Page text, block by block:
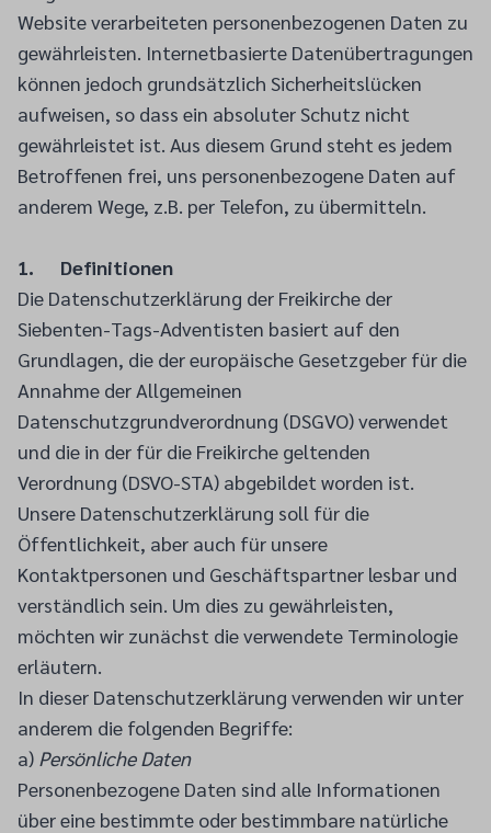
Website verarbeiteten personenbezogenen Daten zu
gewährleisten. Internetbasierte Datenübertragungen
können jedoch grundsätzlich Sicherheitslücken
aufweisen, so dass ein absoluter Schutz nicht
gewährleistet ist. Aus diesem Grund steht es jedem
Betroffenen frei, uns personenbezogene Daten auf
anderem Wege, z.B. per Telefon, zu übermitteln.
1. Definitionen
Die Datenschutzerklärung der Freikirche der
Siebenten-Tags-Adventisten basiert auf den
Grundlagen, die der europäische Gesetzgeber für die
Annahme der Allgemeinen
Datenschutzgrundverordnung (DSGVO) verwendet
und die in der für die Freikirche geltenden
Verordnung (DSVO-STA) abgebildet worden ist.
Unsere Datenschutzerklärung soll für die
Öffentlichkeit, aber auch für unsere
Kontaktpersonen und Geschäftspartner lesbar und
verständlich sein. Um dies zu gewährleisten,
möchten wir zunächst die verwendete Terminologie
erläutern.
In dieser Datenschutzerklärung verwenden wir unter
anderem die folgenden Begriffe:
a) Persönliche Daten
Personenbezogene Daten sind alle Informationen
über eine bestimmte oder bestimmbare natürliche